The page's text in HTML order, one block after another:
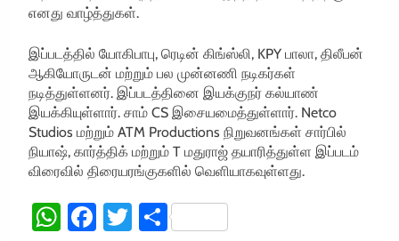
எனது வாழ்த்துகள்.
இப்படத்தில் யோகிபாபு, ரெடின் கிங்ஸ்லி, KPY பாலா, திலீபன்
ஆகியோருடன் மற்றும் பல முன்னணி நடிகர்கள்
நடித்துள்ளனர். இப்படத்தினை இயக்குநர் கல்யாண்
இயக்கியுள்ளார். சாம் CS இசையமைத்துள்ளார். Netco
Studios மற்றும் ATM Productions நிறுவனங்கள் சார்பில்
நியாஷ், கார்த்திக் மற்றும் T மதுராஜ் தயாரித்துள்ள இப்படம்
விரைவில் திரையரங்குகளில் வெளியாகவுள்ளது.
WhatsApp
Facebook
TwitterShare